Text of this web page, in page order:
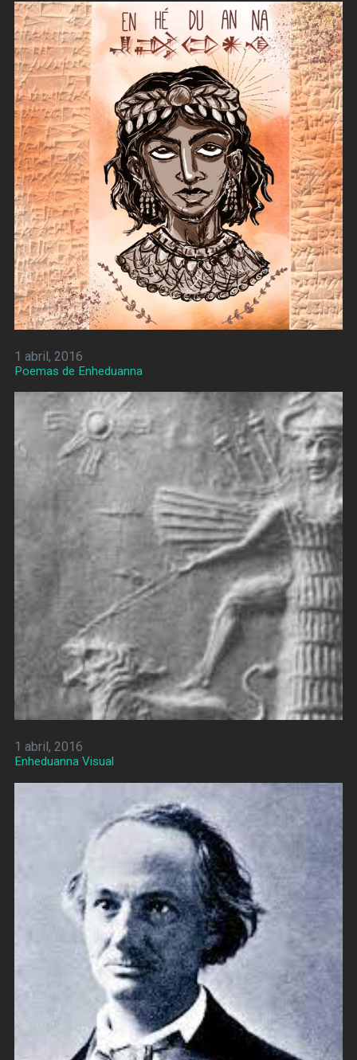
1 abril, 2016
Poemas de Enheduanna
1 abril, 2016
Enheduanna Visual